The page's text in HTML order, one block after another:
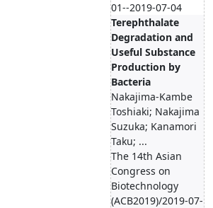
01--2019-07-04
Terephthalate
Degradation and
Useful Substance
Production by
Bacteria
Nakajima-Kambe
Toshiaki; Nakajima
Suzuka; Kanamori
Taku; ...
The 14th Asian
Congress on
Biotechnology
(ACB2019)/2019-07-